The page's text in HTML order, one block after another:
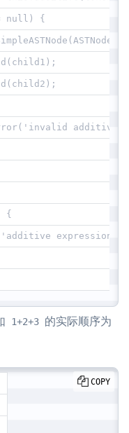
null) {
additive
{
expression
1+2+3 的实际顺序为
COPY